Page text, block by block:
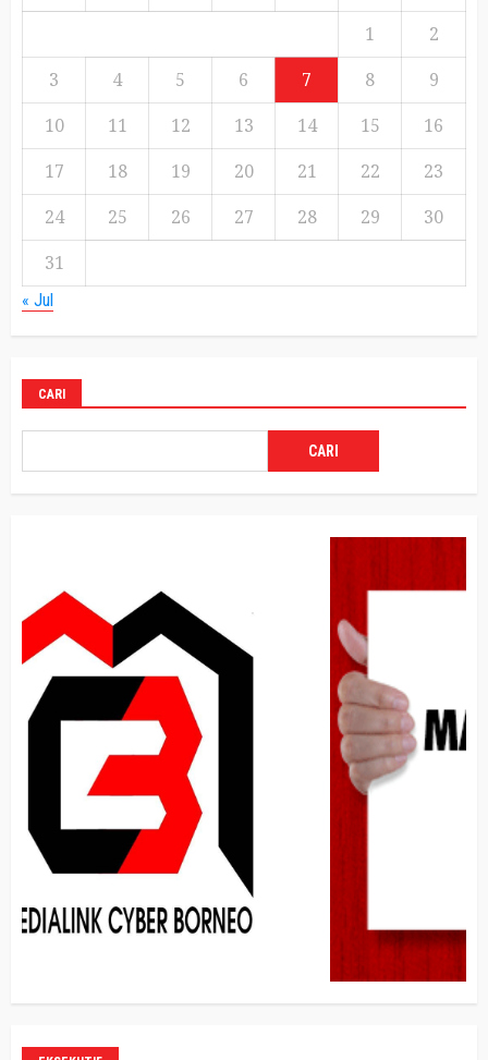
1
2
3
4 5 6 7 8
9
10
11 12 13 14 15
16
17
18 19 20 21 22
23
24
25 26 27 28 29
30
31
« Jul
CARI
CARI